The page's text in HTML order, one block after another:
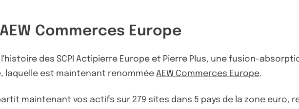
Commerces Europe
des SCPI Actipierre Europe et Pierre Plus, une fusion-
laquelle est maintenant renommée AEW Commerces Europe.
maintenant vos actifs sur 279 sites dans 5 pays de la zone euro,